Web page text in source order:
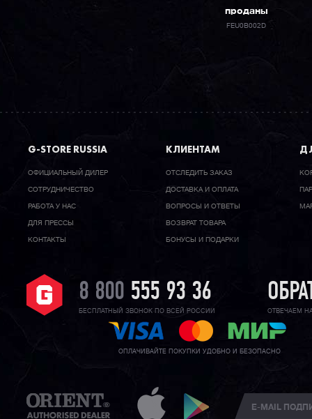
проданы
FEU0B002D
G-STORE RUSSIA
ОФИЦИАЛЬНЫЙ ДИЛЕР
CОТРУДНИЧЕСТВО
РАБОТА У НАС
ДЛЯ ПРЕССЫ
КОНТАКТЫ
КЛИЕНТАМ
ОТСЛЕДИТЬ ЗАКАЗ
ДОСТАВКА И ОПЛАТА
ВОПРОСЫ И ОТВЕТЫ
ВОЗВРАТ ТОВАРА
БОНУСЫ И ПОДАРКИ
8 800 555 93 36
БЕСПЛАТНЫЙ ЗВОНОК ПО ВСЕЙ РОССИИ ОТВЕЧАЕМ
ОПЛАЧИВАЙТЕ ПОКУПКИ УДОБНО И БЕЗОПАСНО